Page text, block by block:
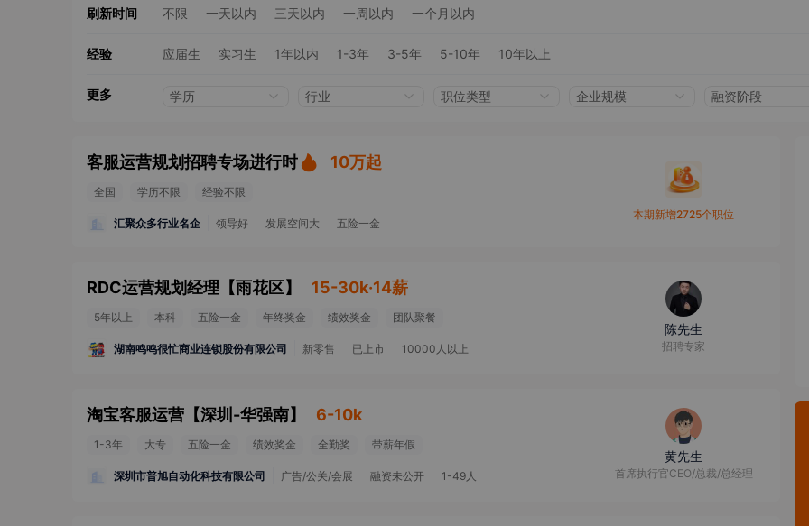
刷新时间 不限 一天以内 三天以内 一周以内 一个月以内
经验 应届生 实习生 1年以内 1-3年 3-5年 5-10年 10年以上
更多 学历 行业 职位类型 企业规模 融资阶段
客服运营规划招聘专场进行时 10万起
全国 学历不限 经验不限
汇聚众多行业名企 领导好 发展空间大 五险一金
本期新增2725个职位
RDC运营规划经理 【雨花区】 15-30k·14薪
5年以上 本科 五险一金 年终奖金 绩效奖金 团队聚餐
湖南鸣鸣很忙商业连锁股份有限公司 新零售 已上市 10000人以上
陈先生
招聘专家
淘宝客服运营 【深圳-华强南】 6-10k
1-3年 大专 五险一金 绩效奖金 全勤奖 带薪年假
深圳市普旭自动化科技有限公司 广告/公关/会展 融资未公开 1-49人
黄先生
首席执行官CEO/总裁/总经理